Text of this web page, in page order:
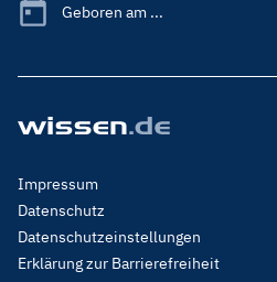
Geboren am ...
Footer
Menu
Legal
Impressum
Datenschutz
Datenschutzeinstellungen
Erklärung zur Barrierefreiheit